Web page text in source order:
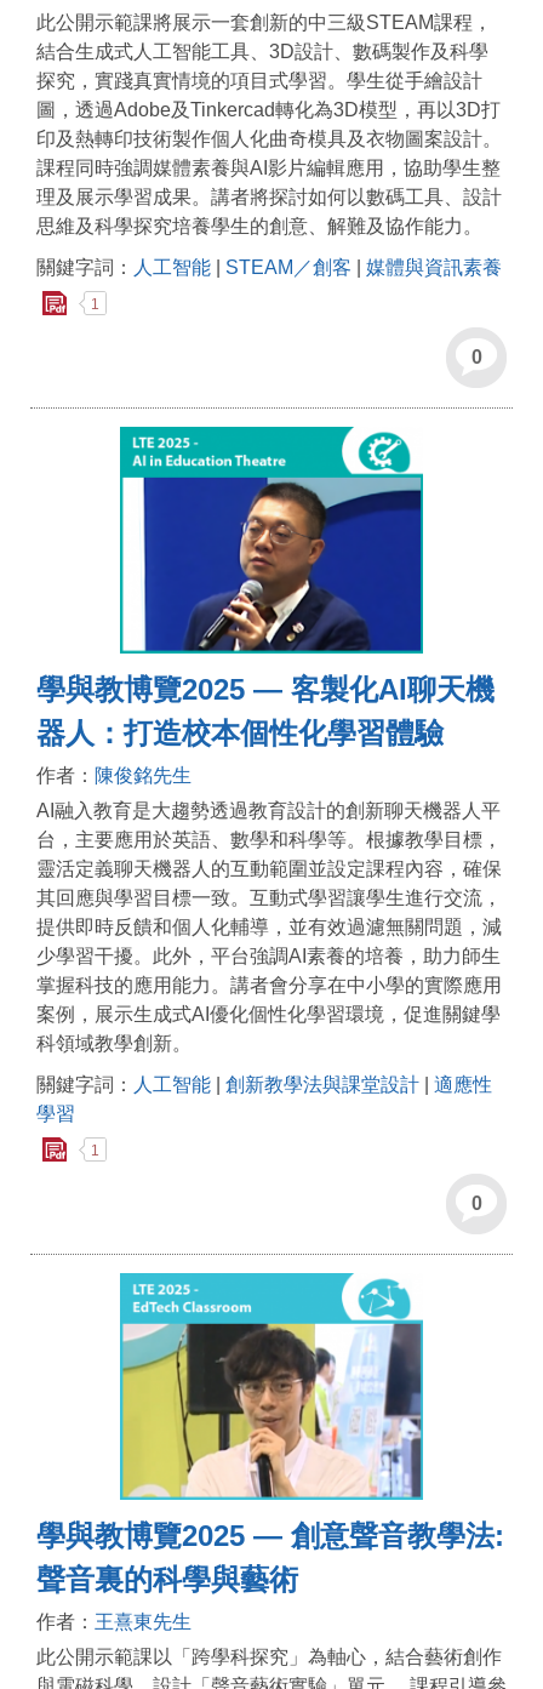
此公開示範課將展示一套創新的中三級STEAM課程，
結合生成式人工智能工具、3D設計、數碼製作及科學
探究，實踐真實情境的項目式學習。學生從手繪設計
圖，透過Adobe及Tinkercad轉化為3D模型，再以3D打
印及熱轉印技術製作個人化曲奇模具及衣物圖案設計。
課程同時強調媒體素養與AI影片編輯應用，協助學生整
理及展示學習成果。講者將探討如何以數碼工具、設計
思維及科學探究培養學生的創意、解難及協作能力。
關鍵字詞： 人工智能 STEAM／創客 媒體與資訊素養
1
0
學與教博覽2025 — 客製化AI聊天機
器人：打造校本個性化學習體驗
作者： 陳俊銘先生
AI融入教育是大趨勢透過教育設計的創新聊天機器人平
台，主要應用於英語、數學和科學等。根據教學目標，
靈活定義聊天機器人的互動範圍並設定課程內容，確保
其回應與學習目標一致。互動式學習讓學生進行交流，
提供即時反饋和個人化輔導，並有效過濾無關問題，減
少學習干擾。此外，平台強調AI素養的培養，助力師生
掌握科技的應用能力。講者會分享在中小學的實際應用
案例，展示生成式AI優化個性化學習環境，促進關鍵學
科領域教學創新。
關鍵字詞： 人工智能 創新教學法與課堂設計
適應性
學習
1
0
學與教博覽2025 — 創意聲音教學法:
聲音裏的科學與藝術
作者： 王熹東先生
此公開示範課以「跨學科探究」為軸心，結合藝術創作